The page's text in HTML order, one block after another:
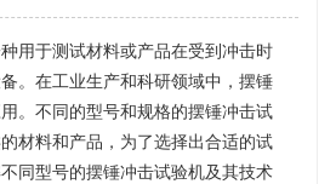
用于测试材料或产品在受到冲击时
。在工业生产和科研领域中，摆锤
。不同的型号和规格的摆锤冲击试
材料和产品，为了选择出合适的试
同型号的摆锤冲击试验机及其技术